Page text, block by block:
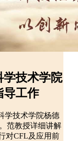
学技术学院
导工作
学技术学院杨德
范教授详细讲解
对CFL及应用前